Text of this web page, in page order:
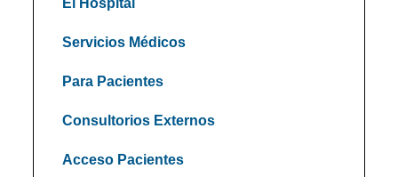
El Hospital
Servicios Médicos
Para Pacientes
Consultorios Externos
Acceso Pacientes